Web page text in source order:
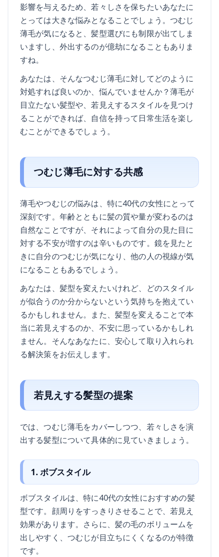
影響を与えるため、若々しさを保ちたいあなたに
とっては大きな悩みとなることでしょう。つむじ
薄毛が気になると、髪型選びにも制限が出てしま
いますし、外出するのが億劫になることもありま
すね。
あなたは、そんなつむじ薄毛に対してどのように
対処すれば良いのか、悩んでいませんか？薄毛が
目立たない髪型や、若見えするスタイルを見つけ
ることができれば、自信を持って日常生活を楽し
むことができるでしょう。
つむじ薄毛に対する共感
薄毛やつむじの悩みは、特に40代の女性にとって
深刻です。年齢とともに髪の質や量が変わるのは
自然なことですが、それによって自分の見た目に
対する不安が増すのは辛いものです。鏡を見たと
きに自分のつむじが気になり、他の人の視線が気
になることもあるでしょう。
あなたは、髪型を変えたいけれど、どのスタイル
が似合うのか分からないという気持ちを抱えてい
るかもしれません。また、髪型を変えることで本
当に若見えするのか、不安に思っているかもしれ
ません。そんなあなたに、安心して取り入れられ
る解決策をお伝えします。
若見えする髪型の提案
では、つむじ薄毛をカバーしつつ、若々しさを演
出する髪型について具体的に見ていきましょう。
1. ボブスタイル
ボブスタイルは、特に40代の女性におすすめの髪
型です。顔周りをすっきりさせることで、若見え
効果があります。さらに、髪の毛のボリュームを
出しやすく、つむじが目立ちにくくなるのが特徴
です。